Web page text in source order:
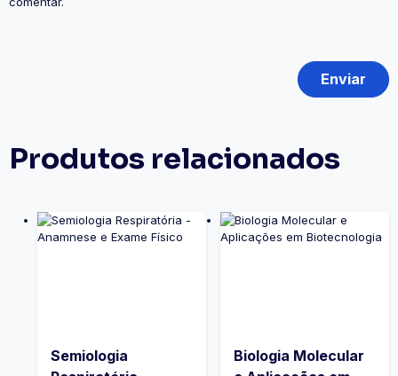
Produtos relacionados
Semiologia
Biologia Molecular